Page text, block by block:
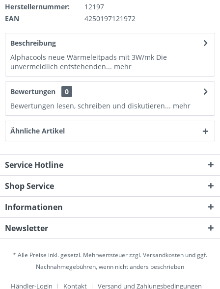
Herstellernummer:
12197
EAN
4250197121972
Beschreibung
Alphacools neue Wärmeleitpads mit 3W/mk Die
unvermeidlich entstehenden... mehr
Bewertungen
0
Bewertungen lesen, schreiben und diskutieren... mehr
Ähnliche Artikel
Service Hotline
Shop Service
Informationen
Newsletter
* Alle Preise inkl. gesetzl. Mehrwertsteuer zzgl.Versandkosten und ggf.
Nachnahmegebühren, wenn nicht anders beschrieben
Händler-Login Kontakt Versand und Zahlungsbedingungen